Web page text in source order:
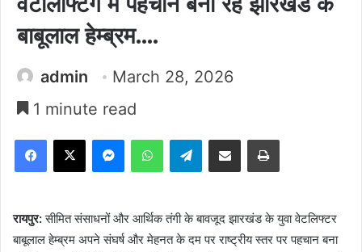
बाबूलाल हेम्ब्रम….
admin
March 28, 2026
1 minute read
Facebook
X MessengerWhatsAppTelegramShare via Email Print
रायपुर:सीमित संसाधनों और आर्थिक तंगी के बावजूद झारखंड के युवा वेटलिफ्टर
बाबूलाल हेम्ब्रम अपने संघर्ष और मेहनत के दम पर राष्ट्रीय स्तर पर पहचान बना